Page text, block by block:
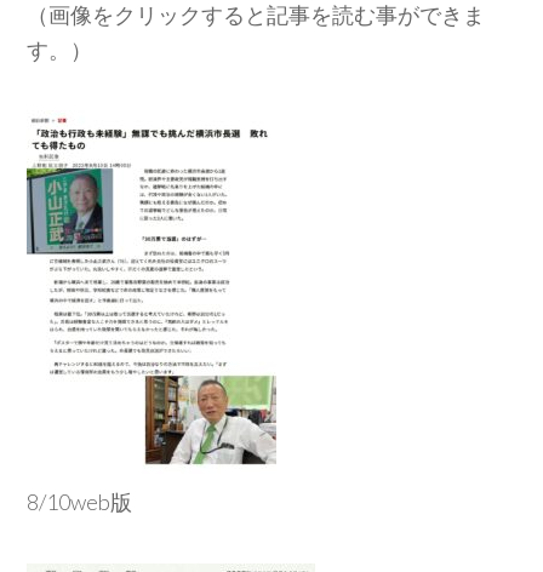
（画像をクリックすると記事を読む事ができま
す。）
8/10web版